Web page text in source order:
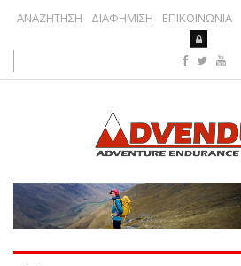
ΑΝΑΖΗΤΗΣΗ ΔΙΑΦΗΜΙΣΗ ΕΠΙΚΟΙΝΩΝΙΑ